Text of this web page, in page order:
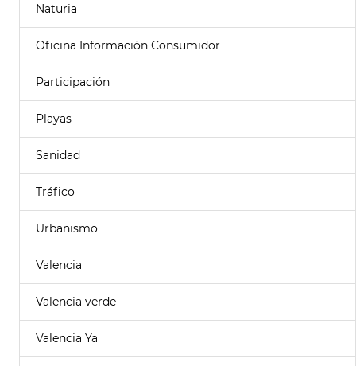
Naturia
Oficina Información Consumidor
Participación
Playas
Sanidad
Tráfico
Urbanismo
Valencia
Valencia verde
Valencia Ya